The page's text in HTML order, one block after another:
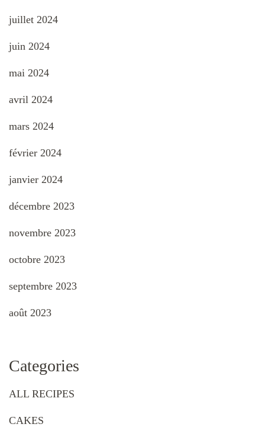
juillet 2024
juin 2024
mai 2024
avril 2024
mars 2024
février 2024
janvier 2024
décembre 2023
novembre 2023
octobre 2023
septembre 2023
août 2023
Categories
ALL RECIPES
CAKES